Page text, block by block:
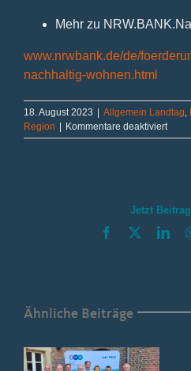
Mehr zu
www.nrwbank.de/de/
nachhaltig-wohnen.html
18. August 2023 | Allgemein Landtag
Region | Kommentare deaktiviertfür
Jetzt
Facebook
Ähnliche Beiträge